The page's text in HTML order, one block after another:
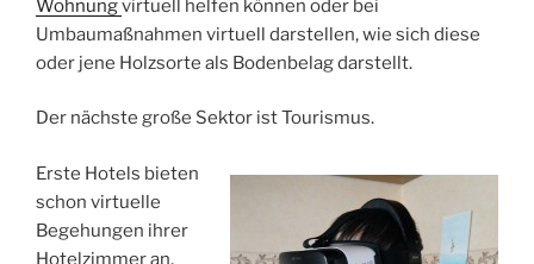
Wohnungvirtuell helfen können oder bei
Umbaumaßnahmen virtuell darstellen, wie sich diese
oder jene Holzsorte als Bodenbelag darstellt.
Der nächste große Sektor ist Tourismus.
Erste Hotels bieten
schon virtuelle
Begehungen ihrer
Hotelzimmer an,